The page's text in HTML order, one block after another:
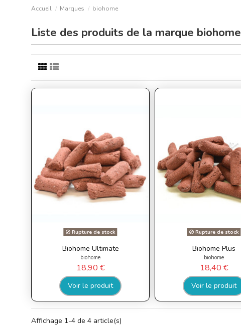
Accueil Marques biohome
Liste des produits de la marque biohome
Rupture de stock
Biohome Ultimate
biohome
18,90 €
Voir le produit
Rupture de stock
Biohome Plus
biohome
18,40 €
Voir le produit
Affichage 1-4 de 4 article(s)